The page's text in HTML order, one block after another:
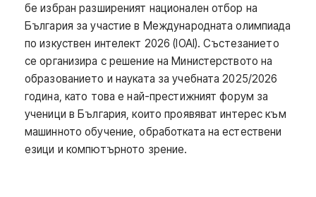
бе избран разширеният национален отбор на
България за участие в Международната олимпиада
по изкуствен интелект 2026 (IOAI). Състезанието
се организира с решение на Министерството на
образованието и науката за учебната 2025/2026
година, като това е най-престижният форум за
ученици в България, които проявяват интерес към
машинното обучение, обработката на естествени
езици и компютърното зрение.